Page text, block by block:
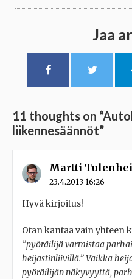
Jaa
11 thoughts on “
liikennesäännöt”
Martti
23.4.2013 16:26
Hyvä kirjoitus!
Otan kantaa vain yhteen
”pyöräilijä varmistaa
heijastinliivillä.” Vaikka
pyöräilijän näkyvyyttä,